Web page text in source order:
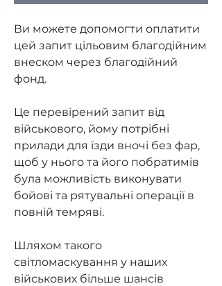
Ви можете допомогти оплатити
цей запит цільовим благодійним
внеском через благодійний
фонд.
Це перевірений запит від
військового, йому потрібні
прилади для їзди вночі без фар,
щоб у нього та його побратимів
була можливість виконувати
бойові та рятувальні операції в
повній темряві.
Шляхом такого
світломаскування у наших
військових більше шансів